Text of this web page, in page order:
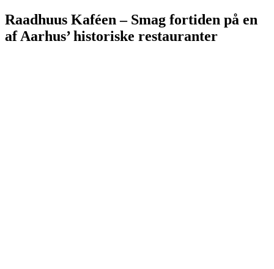
Raadhuus Kaféen – Smag fortiden på en
af Aarhus’ historiske restauranter